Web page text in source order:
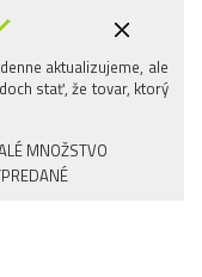
aktualizujeme, ale
stať, že tovar, ktorý
MNOŽSTVO